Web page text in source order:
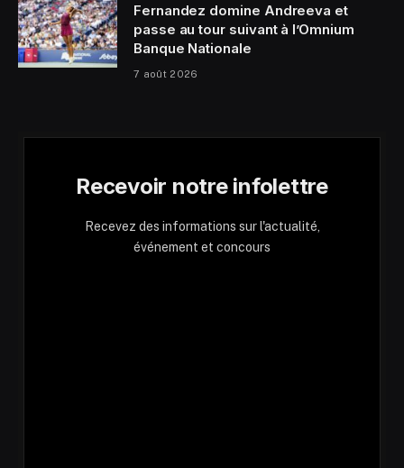
Fernandez domine Andreeva et
passe au tour suivant à l’Omnium
Banque Nationale
7 août 2026
Recevoir notre infolettre
Recevez des informations sur l'actualité,
événement et concours